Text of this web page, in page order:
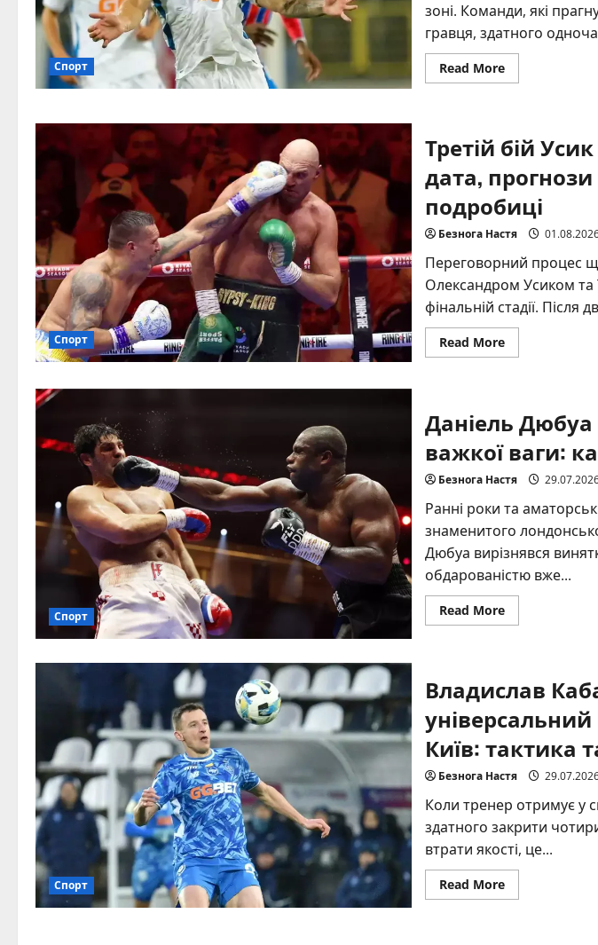
Спорт
зоні. Команди, які
гравця, здатного
Read MoreRead
more
головний
двигун
зони
Динамо
Спорт
Третій бій
дата, прогнози
подробиці
Безнога Настя
Переговорний процес
Олександром Усиком та
фінальній стадії. Після
Read MoreRead
more
–
Ф’юрі:
ймовірна
дата,
прогнози
та
унікальні
подробиці
Спорт
Даніель Дюбуа
важкої ваги:
Безнога Настя
Ранні роки та
знаменитого
Дюбуа вирізнявся
обдарованістю вже...
Read MoreRead
more
нокаутер
важкої
кар’єра,
сила,
аналіз
Спорт
Владислав
Київ: тактика
Безнога Настя
Коли тренер отримує у
здатного закрити чотири
втрати якості, це...
Read MoreRead
more